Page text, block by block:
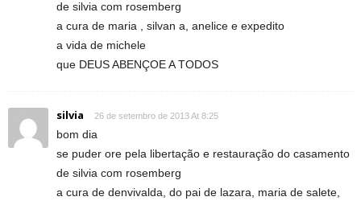
de silvia com rosemberg
a cura de maria , silvan a, anelice e expedito
a vida de michele
que DEUS ABENÇOE A TODOS
silvia 26 de setembro de 2013 At 8:25
bom dia
se puder ore pela libertação e restauração do casamento
de silvia com rosemberg
a cura de denvivalda, do pai de lazara, maria de salete,